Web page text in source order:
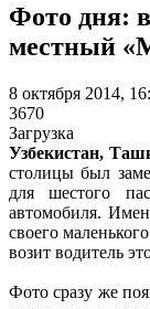
Фото дня:
местный
8 октября 2014,
3670
Загрузка
Узбекистан,
столицы был
для шестого
автомобиля.
своего
возит водитель
Фото сразу же